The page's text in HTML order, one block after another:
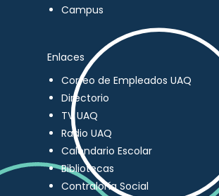
Campus
Enlaces
Correo de Empleados UAQ
Directorio
TV UAQ
Radio UAQ
Calendario Escolar
Bibliotecas
Contraloría Social